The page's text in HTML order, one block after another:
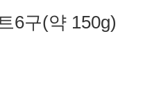
6구(약 150g)